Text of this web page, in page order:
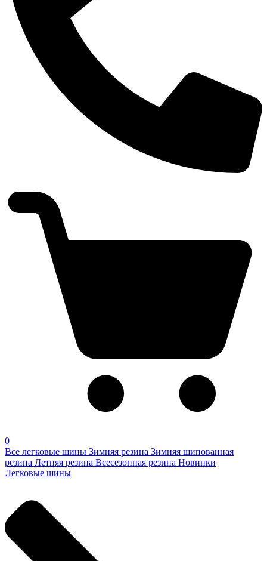
0
Все легковые шины Зимняя резина Зимняя шипованная
резина Летняя резина Всесезонная резина Новинки
Легковые шины